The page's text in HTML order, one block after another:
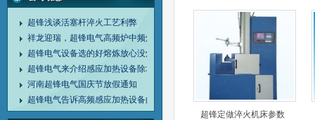
超锋浅谈活塞杆淬火工艺利弊
祥龙迎瑞，超锋电气高频炉中频炉诚谢客户同行
超锋电气设备选的好熔炼放心没烦恼
超锋电气来介绍感应加热设备除垢剂清洗设备方法
河南超锋电气国庆节放假通知
超锋电气告诉高频感应加热设备的应用范围
超锋定做淬火机床参数